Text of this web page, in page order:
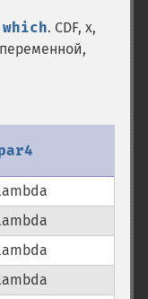
which. CDF, x,